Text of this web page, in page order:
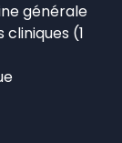
générale
(1